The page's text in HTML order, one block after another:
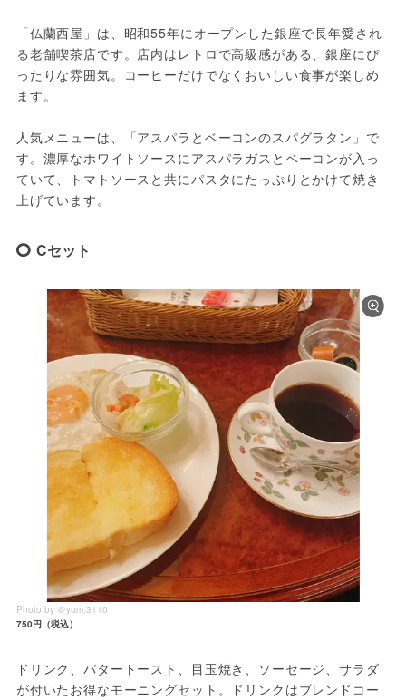
「仏蘭西屋」は、昭和55年にオープンした銀座で長年愛され
る老舗喫茶店です。店内はレトロで高級感がある、銀座にぴ
ったりな雰囲気。コーヒーだけでなくおいしい食事が楽しめ
ます。
人気メニューは、「アスパラとベーコンのスパグラタン」で
す。濃厚なホワイトソースにアスパラガスとベーコンが入っ
ていて、トマトソースと共にパスタにたっぷりとかけて焼き
上げています。
Cセット
Photo by ＠yum.3110
750円（税込）
ドリンク、バタートースト、目玉焼き、ソーセージ、サラダ
が付いたお得なモーニングセット。ドリンクはブレンドコー